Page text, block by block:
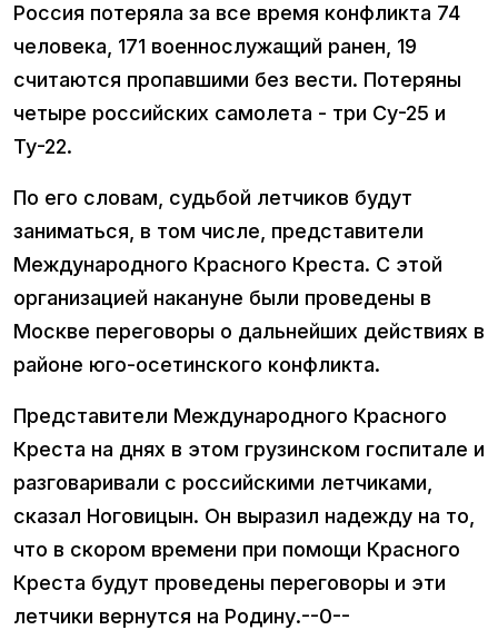
Россия потеряла за все время конфликта 74
человека, 171 военнослужащий ранен, 19
считаются пропавшими без вести. Потеряны
четыре российских самолета - три Су-25 и
Ту-22.
По его словам, судьбой летчиков будут
заниматься, в том числе, представители
Международного Красного Креста. С этой
организацией накануне были проведены в
Москве переговоры о дальнейших действиях в
районе юго-осетинского конфликта.
Представители Международного Красного
Креста на днях в этом грузинском госпитале и
разговаривали с российскими летчиками,
сказал Ноговицын. Он выразил надежду на то,
что в скором времени при помощи Красного
Креста будут проведены переговоры и эти
летчики вернутся на Родину.--0--